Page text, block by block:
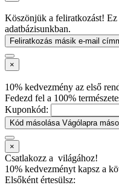
Köszönjük a feliratkozást! Ez
adatbázisunkban.
Feliratkozás másik e-mail
×
10% kedvezmény az első
Fedezd fel a 100%
Kuponkód:
Kód másolása Vágólapra
×
Csatlakozz a világához!
10% kedvezményt kapsz a
Elsőként értesülsz: